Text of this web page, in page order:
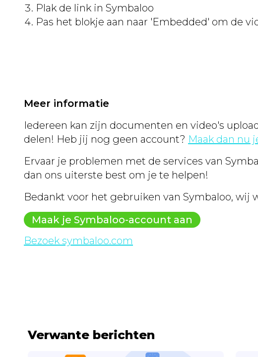
Plak de link in Symbaloo
Pas het blokje aan naar 'Embedded' om de
Meer informatie
Iedereen kan zijn documenten en video's
delen! Heb jij nog geen account? Maak dan nu
Ervaar je problemen met de services van
dan ons uiterste best om je te helpen!
Bedankt voor het gebruiken van Symbaloo, wij
Maak je Symbaloo-account aan
Bezoek symbaloo.com
Verwante berichten